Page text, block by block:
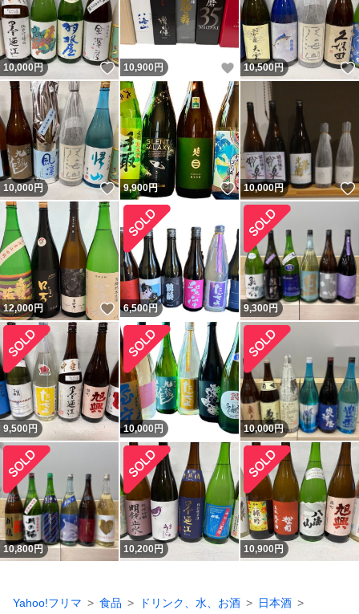
10,000円 いいね！
10,900 円 いいね！
10,500円
10,000円 いいね！
9,900円 いいね！
10,000円
12,000円 いいね！
6,500円 9,300円
9,500 円 10,000 円 10,000円
10,800円 10,200円 10,900円
Yahoo!フリマ 食品 ドリンク、水、お酒
日本酒